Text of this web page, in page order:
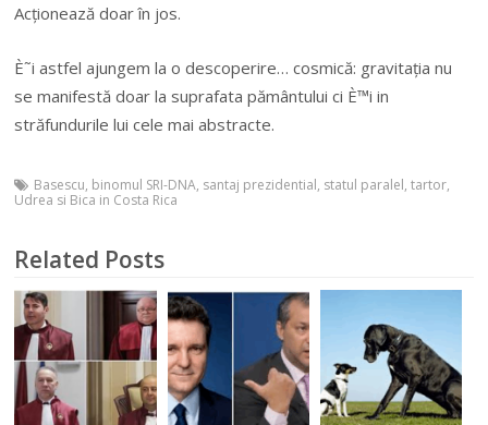
Acționează doar în jos.
È˜i astfel ajungem la o descoperire… cosmică: gravitația nu
se manifestă doar la suprafata pământului ci È™i in
străfundurile lui cele mai abstracte.
Basescu, binomul SRI-DNA, santaj prezidential, statul paralel,tartor,
Udrea si Bica in Costa Rica
Related Posts